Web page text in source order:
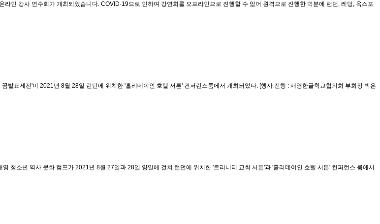
인 강사 연수회가 개최되었습니다. COVID-19으로 인하여 강연회를 오프라인으로 진행할 수 없어 원격으로 진행한 덕분에 런던, 레딩, 옥스포
표제전'이 2021년 8월 28일 런던에 위치한 '홀리데이인 호텔 서튼' 컨퍼런스룸에서 개최되었다. [행사 진행 : 재영한글학교협의회 부회장 박은
청소년 역사 문화 캠프가 2021년 8월 27일과 28일 양일에 걸쳐 런던에 위치한 '트리니티 교회 서튼'과 '홀리데이인 호텔 서튼' 컨퍼런스 룸에서